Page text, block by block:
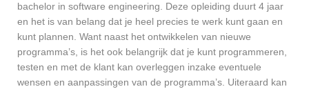
bachelor in software engineering. Deze opleiding duurt 4 jaar
en het is van belang dat je heel precies te werk kunt gaan en
kunt plannen. Want naast het ontwikkelen van nieuwe
programma’s, is het ook belangrijk dat je kunt programmeren,
testen en met de klant kan overleggen inzake eventuele
wensen en aanpassingen van de programma’s. Uiteraard kan